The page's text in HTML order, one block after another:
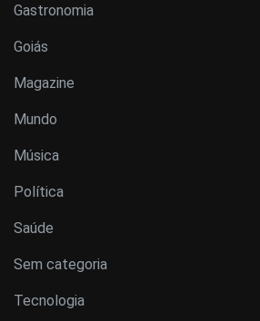
Gastronomia
Goiás
Magazine
Mundo
Música
Política
Saúde
Sem categoria
Tecnologia